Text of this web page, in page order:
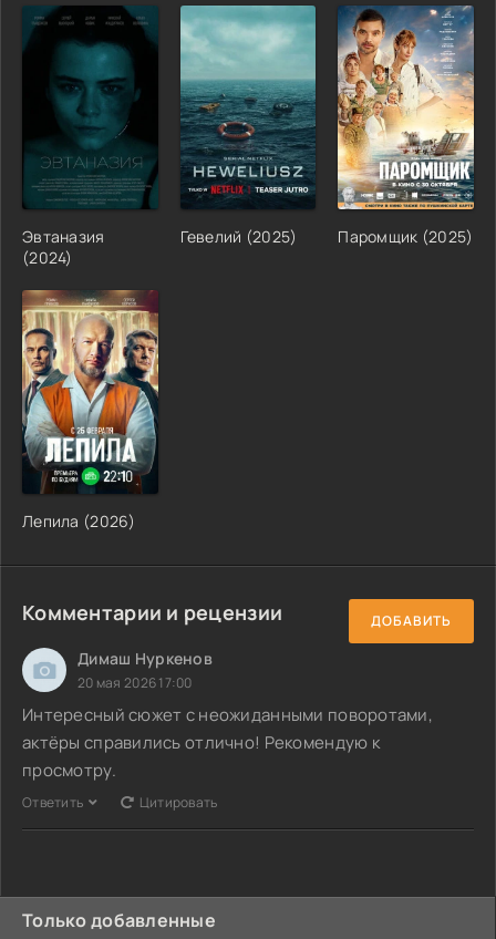
Эвтаназия
(2024)
Гевелий (2025) Паромщик (2025)
Лепила (2026)
Комментарии и рецензии ДОБАВИТЬ
Димаш Нуркенов
20 мая 2026 17:00
Интересный сюжет с неожиданными поворотами,
актёры справились отлично! Рекомендую к
просмотру.
Ответить Цитировать
Только добавленные